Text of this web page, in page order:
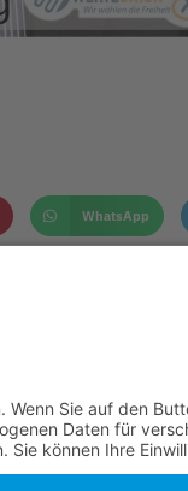
WhatsApp
KONTAKT